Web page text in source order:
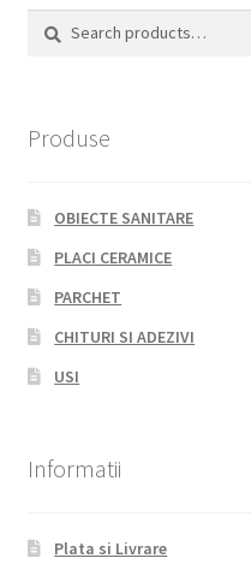
Search
Search
Produse
OBIECTE SANITARE
PLACI CERAMICE
PARCHET
CHITURI SI ADEZIVI
USI
Informatii
Plata si Livrare